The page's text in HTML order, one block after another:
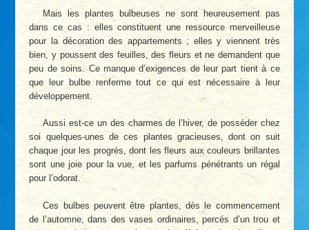
Mais les plantes bulbeuses ne sont heureusement pas
dans ce cas : elles constituent une ressource merveilleuse
pour la décoration des appartements ; elles y viennent très
bien, y poussent des feuilles, des fleurs et ne demandent que
peu de soins. Ce manque d’exigences de leur part tient à ce
que leur bulbe renferme tout ce qui est nécessaire à leur
développement.
Aussi est-ce un des charmes de l’hiver, de posséder chez
soi quelques-unes de ces plantes gracieuses, dont on suit
chaque jour les progrès, dont les fleurs aux couleurs brillantes
sont une joie pour la vue, et les parfums pénétrants un régal
pour l’odorat.
Ces bulbes peuvent être plantes, dès le commencement
de l’automne, dans des vases ordinaires, percés d’un trou et